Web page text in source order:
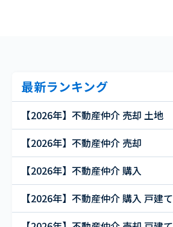
最新ランキング
【2026年】不動産仲介 売却 土地
【2026年】不動産仲介 売却
【2026年】不動産仲介 購入
【2026年】不動産仲介 購入 戸建て